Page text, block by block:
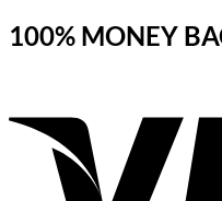
100% MONEY